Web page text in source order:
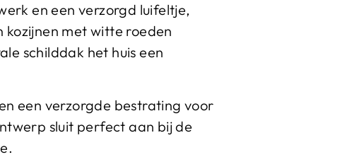
en een verzorgd luifeltje,
met witte roeden
schilddak het huis een
een verzorgde bestrating voor
sluit perfect aan bij de